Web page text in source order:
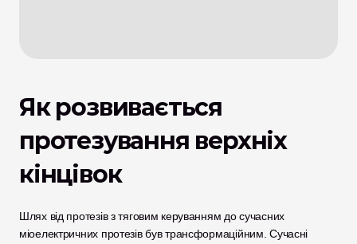
Як розвивається
протезування верхніх
кінцівок
Шлях від протезів з тяговим керуванням до сучасних
міоелектричних протезів був трансформаційним. Сучасні